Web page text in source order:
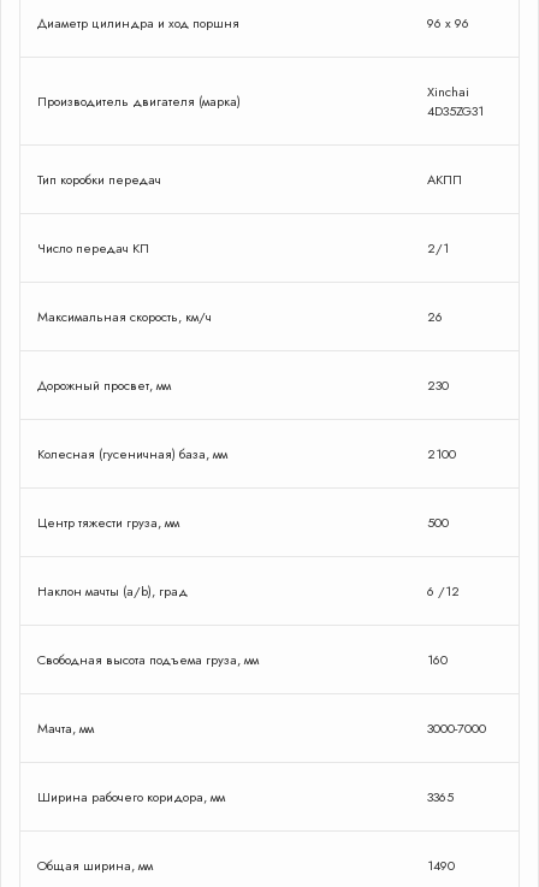
Диаметр цилиндра и ход поршня 96 x 96
Производитель двигателя (марка)
Xinchai
4D35ZG31
Тип коробки передач АКПП
Число передач КП 2/1
Максимальная скорость, км/ч 26
Дорожный просвет, мм 230
Колесная (гусеничная) база, мм 2100
Центр тяжести груза, мм 500
Наклон мачты (a/b), град 6 /12
Свободная высота подъема груза, мм 160
Мачта, мм 3000-7000
Ширина рабочего коридора, мм 3365
Общая ширина, мм 1490